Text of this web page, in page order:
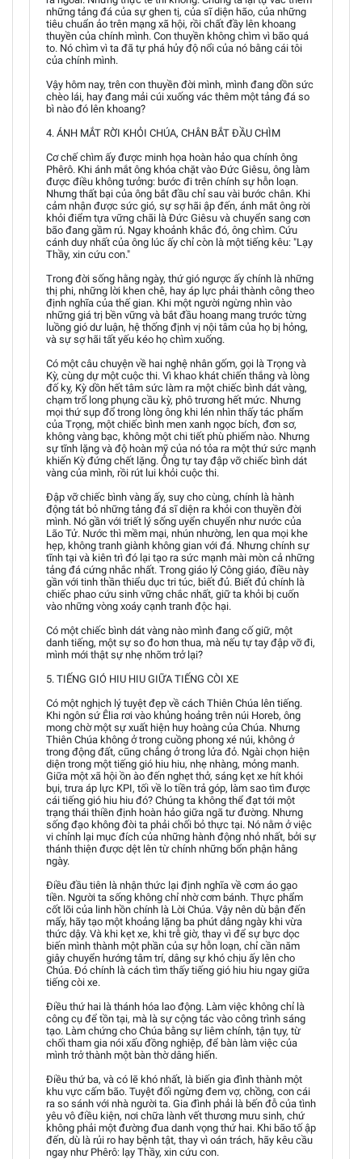
những tảng đá của sự ghen tị, của sĩ diện hão, của những
tiêu chuẩn ảo trên mạng xã hội, rồi chất đầy lên khoang
thuyền của chính mình. Con thuyền không chìm vì bão quá
to. Nó chìm vì ta đã tự phá hủy độ nổi của nó bằng cái tôi
của chính mình.
Vậy hôm nay, trên con thuyền đời mình, mình đang dồn sức
chèo lái, hay đang mải cúi xuống vác thêm một tảng đá so
bì nào đó lên khoang?
4. ÁNH MẮT RỜI KHỎI CHÚA, CHÂN BẮT ĐẦU CHÌM
Cơ chế chìm ấy được minh họa hoàn hảo qua chính ông
Phêrô. Khi ánh mắt ông khóa chặt vào Đức Giêsu, ông làm
được điều không tưởng: bước đi trên chính sự hỗn loạn.
Nhưng thất bại của ông bắt đầu chỉ sau vài bước chân. Khi
cảm nhận được sức gió, sự sợ hãi ập đến, ánh mắt ông rời
khỏi điểm tựa vững chãi là Đức Giêsu và chuyển sang cơn
bão đang gầm rú. Ngay khoảnh khắc đó, ông chìm. Cứu
cánh duy nhất của ông lúc ấy chỉ còn là một tiếng kêu: "Lạy
Thầy, xin cứu con."
Trong đời sống hằng ngày, thứ gió ngược ấy chính là những
thị phi, những lời khen chê, hay áp lực phải thành công theo
định nghĩa của thế gian. Khi một người ngừng nhìn vào
những giá trị bền vững và bắt đầu hoang mang trước từng
luồng gió dư luận, hệ thống định vị nội tâm của họ bị hỏng,
và sự sợ hãi tất yếu kéo họ chìm xuống.
Có một câu chuyện về hai nghệ nhân gốm, gọi là Trọng và
Kỳ, cùng dự một cuộc thi. Vì khao khát chiến thắng và lòng
đố kỵ, Kỳ dồn hết tâm sức làm ra một chiếc bình dát vàng,
chạm trổ long phụng cầu kỳ, phô trương hết mức. Nhưng
mọi thứ sụp đổ trong lòng ông khi lén nhìn thấy tác phẩm
của Trọng, một chiếc bình men xanh ngọc bích, đơn sơ,
không vàng bạc, không một chi tiết phù phiếm nào. Nhưng
sự tĩnh lặng và độ hoàn mỹ của nó tỏa ra một thứ sức mạnh
khiến Kỳ đứng chết lặng. Ông tự tay đập vỡ chiếc bình dát
vàng của mình, rồi rút lui khỏi cuộc thi.
Đập vỡ chiếc bình vàng ấy, suy cho cùng, chính là hành
động tát bỏ những tảng đá sĩ diện ra khỏi con thuyền đời
mình. Nó gần với triết lý sống uyển chuyển như nước của
Lão Tử. Nước thì mềm mại, nhún nhường, len qua mọi khe
hẹp, không tranh giành không gian với đá. Nhưng chính sự
tĩnh tại và kiên trì đó lại tạo ra sức mạnh mài mòn cả những
tảng đá cứng nhắc nhất. Trong giáo lý Công giáo, điều này
gần với tinh thần thiểu dục tri túc, biết đủ. Biết đủ chính là
chiếc phao cứu sinh vững chắc nhất, giữ ta khỏi bị cuốn
vào những vòng xoáy cạnh tranh độc hại.
Có một chiếc bình dát vàng nào mình đang cố giữ, một
danh tiếng, một sự so đo hơn thua, mà nếu tự tay đập vỡ đi,
mình mới thật sự nhẹ nhõm trở lại?
5. TIẾNG GIÓ HIU HIU GIỮA TIẾNG CÒI XE
Có một nghịch lý tuyệt đẹp về cách Thiên Chúa lên tiếng.
Khi ngôn sứ Êlia rơi vào khủng hoảng trên núi Horeb, ông
mong chờ một sự xuất hiện huy hoàng của Chúa. Nhưng
Thiên Chúa không ở trong cuồng phong xé núi, không ở
trong động đất, cũng chẳng ở trong lửa đỏ. Ngài chọn hiện
diện trong một tiếng gió hiu hiu, nhẹ nhàng, mỏng manh.
Giữa một xã hội ồn ào đến nghẹt thở, sáng kẹt xe hít khói
bụi, trưa áp lực KPI, tối về lo tiền trả góp, làm sao tìm được
cái tiếng gió hiu hiu đó? Chúng ta không thể đạt tới một
trạng thái thiền định hoàn hảo giữa ngã tư đường. Nhưng
sống đạo không đòi ta phải chối bỏ thực tại. Nó nằm ở việc
vi chỉnh lại mục đích của những hành động nhỏ nhất, bởi sự
thánh thiện được dệt lên từ chính những bổn phận hằng
ngày.
Điều đầu tiên là nhận thức lại định nghĩa về cơm áo gạo
tiền. Người ta sống không chỉ nhờ cơm bánh. Thực phẩm
cốt lõi của linh hồn chính là Lời Chúa. Vậy nên dù bận đến
mấy, hãy tạo một khoảng lặng ba phút dâng ngày khi vừa
thức dậy. Và khi kẹt xe, khi trễ giờ, thay vì để sự bực dọc
biến mình thành một phần của sự hỗn loạn, chỉ cần năm
giây chuyển hướng tâm trí, dâng sự khó chịu ấy lên cho
Chúa. Đó chính là cách tìm thấy tiếng gió hiu hiu ngay giữa
tiếng còi xe.
Điều thứ hai là thánh hóa lao động. Làm việc không chỉ là
công cụ để tồn tại, mà là sự cộng tác vào công trình sáng
tạo. Làm chứng cho Chúa bằng sự liêm chính, tận tụy, từ
chối tham gia nói xấu đồng nghiệp, để bàn làm việc của
mình trở thành một bàn thờ dâng hiến.
Điều thứ ba, và có lẽ khó nhất, là biến gia đình thành một
khu vực cấm bão. Tuyệt đối ngừng đem vợ, chồng, con cái
ra so sánh với nhà người ta. Gia đình phải là bến đỗ của tình
yêu vô điều kiện, nơi chữa lành vết thương mưu sinh, chứ
không phải một đường đua danh vọng thứ hai. Khi bão tố ập
đến, dù là rủi ro hay bệnh tật, thay vì oán trách, hãy kêu cầu
ngay như Phêrô: lạy Thầy, xin cứu con.